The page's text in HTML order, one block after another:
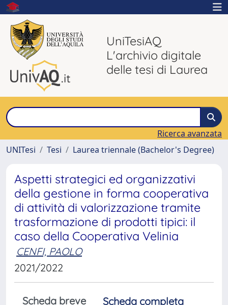
UniTesiAQ
L'archivio digitale
delle tesi di Laurea
Ricerca avanzata
UNITesi
Tesi Laurea triennale (Bachelor's Degree)
Aspetti strategici ed organizzativi
della gestione in forma cooperativa
di attività di valorizzazione tramite
trasformazione di prodotti tipici: il
caso della Cooperativa Velinia
CENFI, PAOLO
2021/2022
Scheda breve
Scheda completa